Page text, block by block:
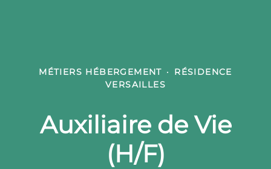
MÉTIERS HÉBERGEMENT ·
RÉSIDENCE
VERSAILLES
Auxiliaire de Vie
(H/F)